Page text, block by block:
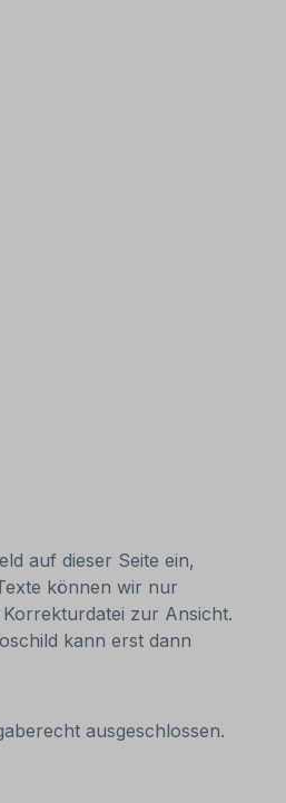
auf dieser Seite ein,
können wir nur
zur Ansicht.
kann erst dann
ausgeschlossen.